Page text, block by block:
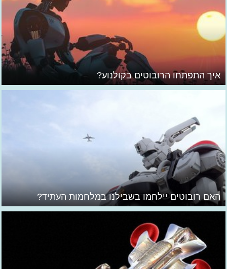
איך התפתחו הרובוטים בקולנוע?
האם רובוטים יילחמו בשבילנו במלחמות העתיד?